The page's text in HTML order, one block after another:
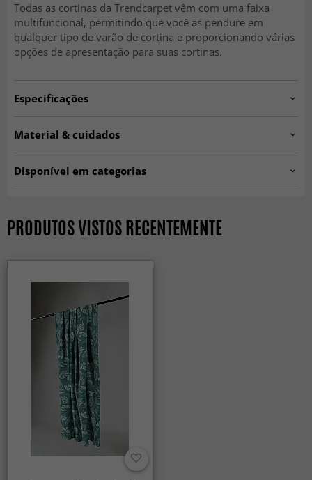
Todas as cortinas da Trendcarpet vêm com uma faixa
multifuncional, permitindo que você as pendure em
qualquer tipo de varão de cortina e proporcionando várias
opções de apresentação para suas cortinas.
Especificações
Quantidade:1 unidade
Material & cuidados
Origem:Índia
Disponível em categorias
PRODUTOS VISTOS RECENTEMENTE